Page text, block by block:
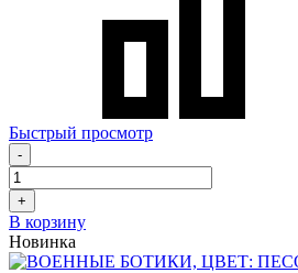
Быстрый просмотр
-
+
В корзину
Новинка